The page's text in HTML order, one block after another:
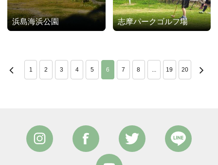
浜島海浜公園 志摩パークゴルフ場
1 2 3 4 5 6 7 8 ... 19 20